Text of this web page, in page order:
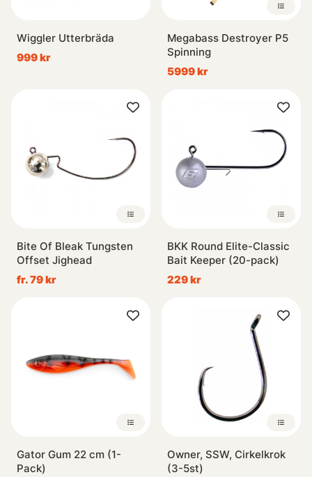
Wiggler Utterbräda
999 kr
Megabass Destroyer P5
Spinning
5999 kr
Bite Of Bleak Tungsten
Offset Jighead
fr. 79 kr
BKK Round Elite-Classic
Bait Keeper (20-pack)
229 kr
Gator Gum 22 cm (1-
Pack)
Owner, SSW, Cirkelkrok
(3-5st)